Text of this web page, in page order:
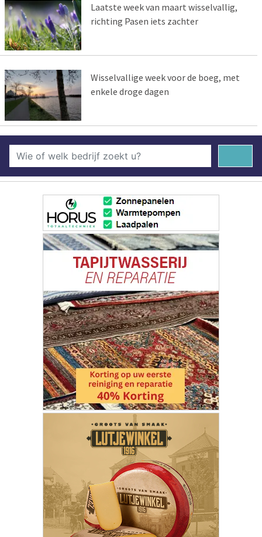
Laatste week van maart wisselvallig,
richting Pasen iets zachter
Wisselvallige week voor de boeg, met
enkele droge dagen